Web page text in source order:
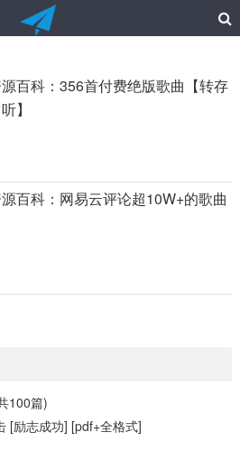
百科：356首付费绝版歌曲【转存
】
百科：网易云评论超10W+的歌曲
100篇)
[励志成功] [pdf+全格式]